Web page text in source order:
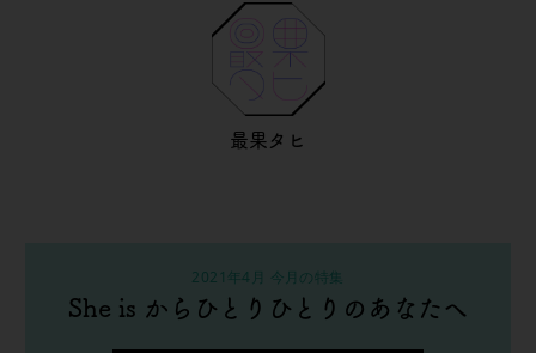
最果タヒ
2021年4月 今月の特集
She is からひとりひとりのあなたへ